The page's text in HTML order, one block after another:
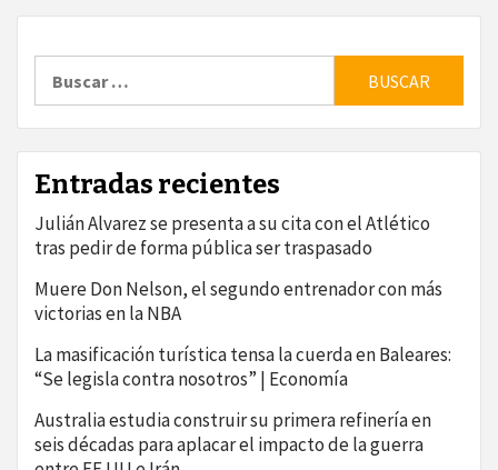
Entradas recientes
Julián Alvarez se presenta a su cita con el Atlético
tras pedir de forma pública ser traspasado
Muere Don Nelson, el segundo entrenador con más
victorias en la NBA
La masificación turística tensa la cuerda en Baleares:
“Se legisla contra nosotros” | Economía
Australia estudia construir su primera refinería en
seis décadas para aplacar el impacto de la guerra